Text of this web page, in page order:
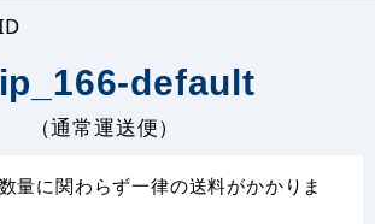
default
（通常運送便）
量に関わらず一律の送料がかかりま